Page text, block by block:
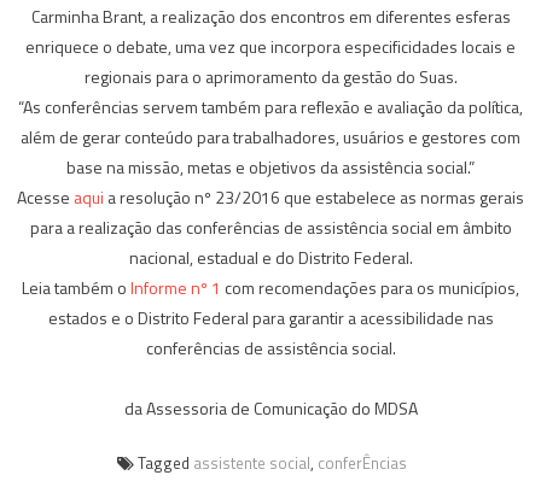
Carminha Brant, a realização dos encontros em diferentes esferas
enriquece o debate, uma vez que incorpora especificidades locais e
regionais para o aprimoramento da gestão do Suas.
“As conferências servem também para reflexão e avaliação da política,
além de gerar conteúdo para trabalhadores, usuários e gestores com
base na missão, metas e objetivos da assistência social.”
Acesse aqui a resolução nº 23/2016 que estabelece as normas gerais
para a realização das conferências de assistência social em âmbito
nacional, estadual e do Distrito Federal.
Leia também oInforme nº 1 com recomendações para os municípios,
estados e o Distrito Federal para garantir a acessibilidade nas
conferências de assistência social.
da Assessoria de Comunicação do MDSA
Tagged assistente social, conferÊncias